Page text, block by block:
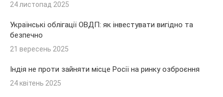
24 листопад 2025
Українські облігації ОВДП: як інвестувати вигідно та
безпечно
21 вересень 2025
Індія не проти зайняти місце Росії на ринку озброєння
24 квітень 2025